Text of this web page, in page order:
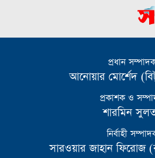
প্রধান
আনোয়ার মোর্শেদ
প্রকাশক ও
শারমিন
নির্বাহী
সারওয়ার জাহান ফিরোজ